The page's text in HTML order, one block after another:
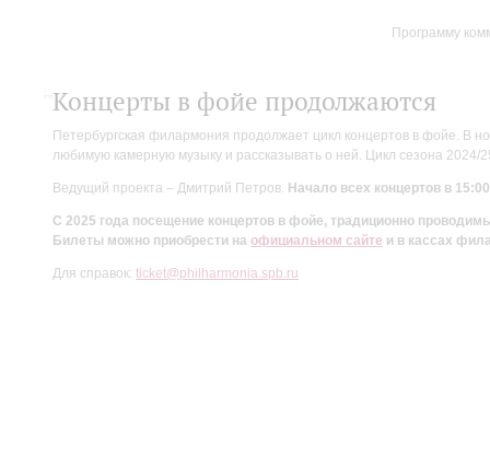
Программу
Концерты в фойе продолжаются
Петербургская филармония продолжает цикл концертов в фойе. В
любимую камерную музыку и рассказывать о ней. Цикл сезона
Ведущий проекта – Дмитрий Петров. Начало всех концертов в
С 2025 года посещение концертов в фойе, традиционно
Билеты можно приобрести на официальном сайте и в кассах
Для справок: ticket@philharmonia.spb.ru